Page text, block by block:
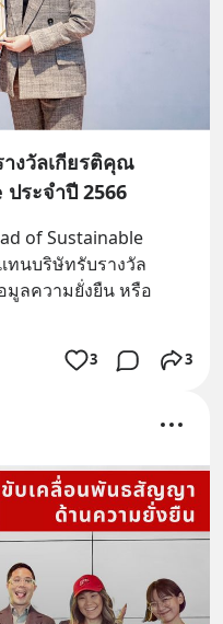
างวัลเกียรติคุณ
ระจำปี 2566
of Sustainable
ทนบริษัทรับรางวัล
มูลความยั่งยืน หรือ
3 3